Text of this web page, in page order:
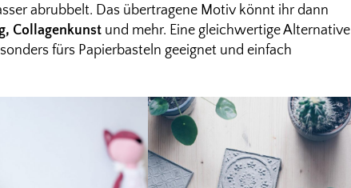
abrubbelt. Das übertragene Motiv könnt ihr dann
Collagenkunst und mehr. Eine gleichwertige Alternative
fürs Papierbasteln geeignet und einfach